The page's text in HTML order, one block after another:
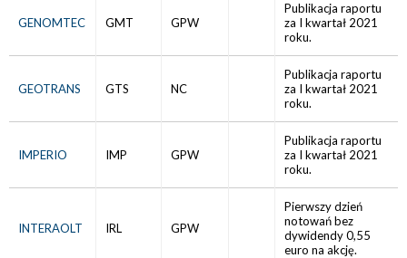
GENOMTEC GMT GPW
Publikacja raportu
za I kwartał 2021
roku.
GEOTRANS GTS NC
Publikacja raportu
za I kwartał 2021
roku.
IMPERIO IMP GPW
Publikacja raportu
za I kwartał 2021
roku.
INTERAOLT IRL GPW
Pierwszy dzień
notowań bez
dywidendy 0,55
euro na akcję.